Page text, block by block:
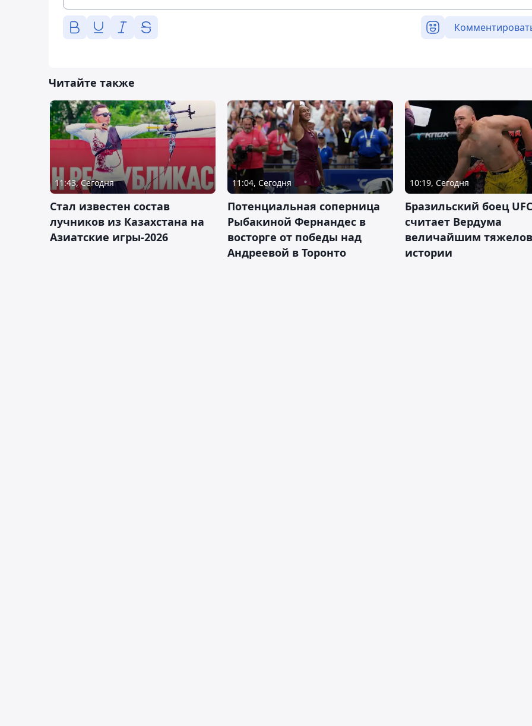
Читайте также
11:43, Сегодня
Стал известен состав
лучников из Казахстана на
Азиатские игры-2026
11:04, Сегодня
Потенциальная соперница
Рыбакиной Фернандес в
восторге от победы над
Андреевой в Торонто
10:19, Сегодня
Бразильский боец
считает Вердума
величайшим
истории